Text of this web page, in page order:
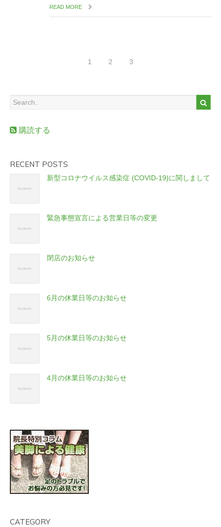
READ MORE
1 2 3
購読する
RECENT POSTS
新型コロナウイルス感染症 (COVID-19)に関しまして
緊急事態宣言による営業日等の変更
閉店のお知らせ
6月の休業日等のお知らせ
5月の休業日等のお知らせ
4月の休業日等のお知らせ
CATEGORY